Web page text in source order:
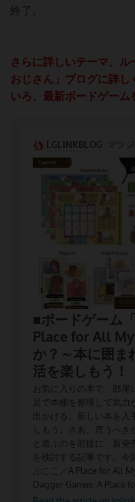
終了。
さらに詳しいテーマ、
おじさん」ブログに詳
いろ、最新ボードゲーム